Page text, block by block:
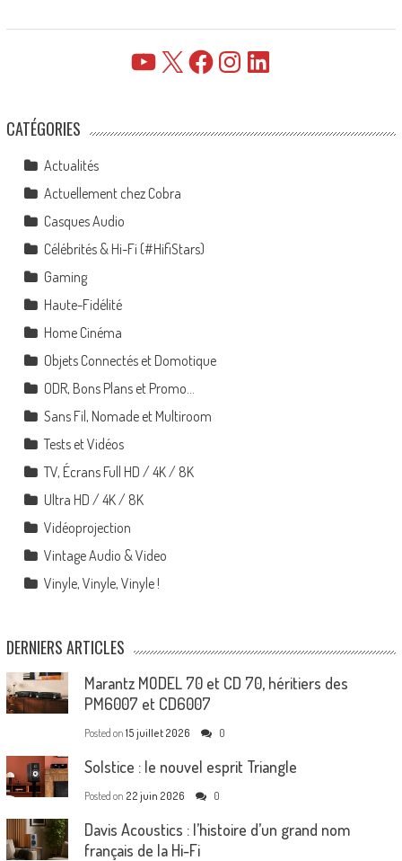
YouTube FacebookInstagramLinkedIn
CATÉGORIES
Actualités
Actuellement chez Cobra
Casques Audio
Célébrités & Hi-Fi (#HifiStars)
Gaming
Haute-Fidélité
Home Cinéma
Objets Connectés et Domotique
ODR, Bons Plans et Promo…
Sans Fil, Nomade et Multiroom
Tests et Vidéos
TV, Écrans Full HD / 4K / 8K
Ultra HD / 4K / 8K
Vidéoprojection
Vintage Audio & Video
Vinyle, Vinyle, Vinyle !
DERNIERS ARTICLES
Marantz MODEL 70 et CD 70, héritiers des
PM6007 et CD6007
Posted on 15 juillet 2026 0
Solstice : le nouvel esprit Triangle
Posted on 22 juin 2026 0
Davis Acoustics : l’histoire d’un grand nom
français de la Hi-Fi